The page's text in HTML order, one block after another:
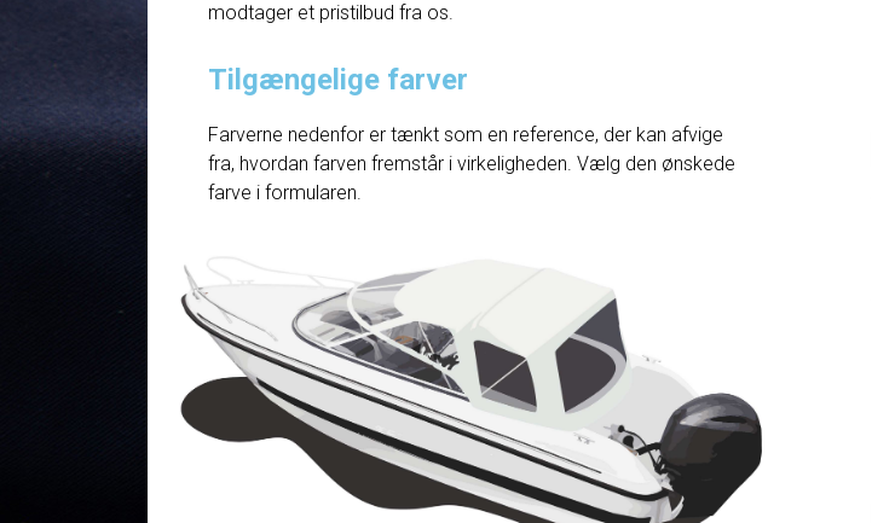
modtager et pristilbud fra os.
Tilgængelige farver
Farverne nedenfor er tænkt som en reference, der kan afvige
fra, hvordan farven fremstår i virkeligheden. Vælg den ønskede
farve i formularen.